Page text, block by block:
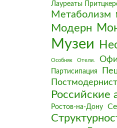
Лауреаты
Метаболизм
Модерн
Музеи
Особняк Отели.
Партисипация
Российские
Ростов-на-Дону